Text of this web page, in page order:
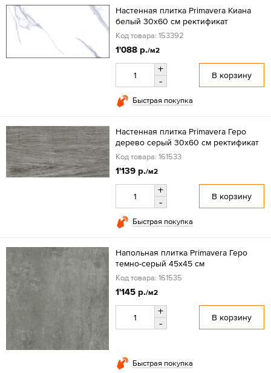
Настенная плитка Primavera Киана
белый 30х60 см ректификат
Код товара: 153392
1'088 р./м2
+
-
В корзину
Быстрая покупка
Настенная плитка Primavera Геро
дерево серый 30x60 см ректификат
Код товара: 161533
1'139 р./м2
+
-
В корзину
Быстрая покупка
Напольная плитка Primavera Геро
темно-серый 45x45 см
Код товара: 161535
1'145 р./м2
+
-
В корзину
Быстрая покупка